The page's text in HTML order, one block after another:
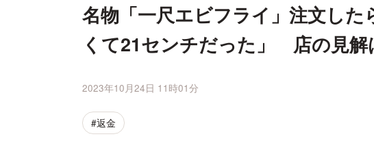
名物「一尺エビフライ」注文し
くて21センチだった」 店の見解
2023年10月24日 11時01分
#返金